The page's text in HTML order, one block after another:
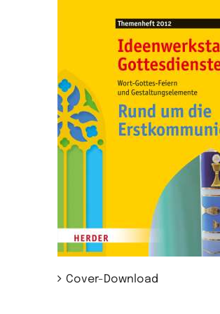
Cover-Download